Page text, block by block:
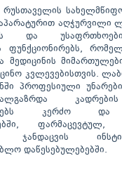
აღჭურვილი
და
კვლევებისთვის.
პროფესიული
კადრების
კერძო და
ჯანდაცვის
დაწესებულებებში.